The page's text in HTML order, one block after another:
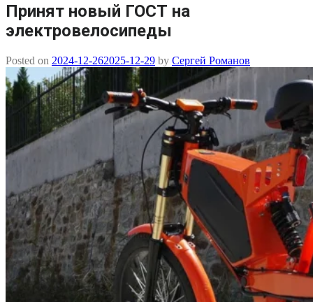
Принят новый ГОСТ на
электровелосипеды
Posted on 2024-12-262025-12-29 by Сергей Романов